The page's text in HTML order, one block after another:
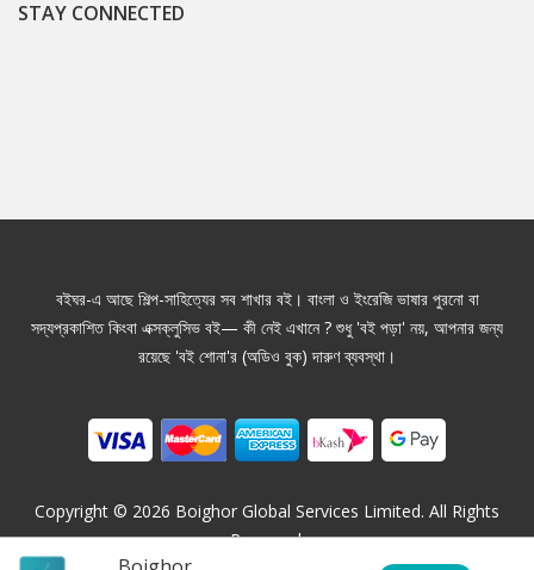
STAY CONNECTED
বইঘর-এ আছে শিল্প-সাহিত্যের সব শাখার বই। বাংলা ও ইংরেজি ভাষার পুরনো বা
সদ্যপ্রকাশিত কিংবা এক্সক্লুসিভ বই— কী নেই এখানে ? শুধু 'বই পড়া' নয়, আপনার জন্য
রয়েছে 'বই শোনা'র (অডিও বুক) দারুণ ব্যবস্থা।
Copyright © 2026 Boighor Global Services Limited. All Rights
Reserved.